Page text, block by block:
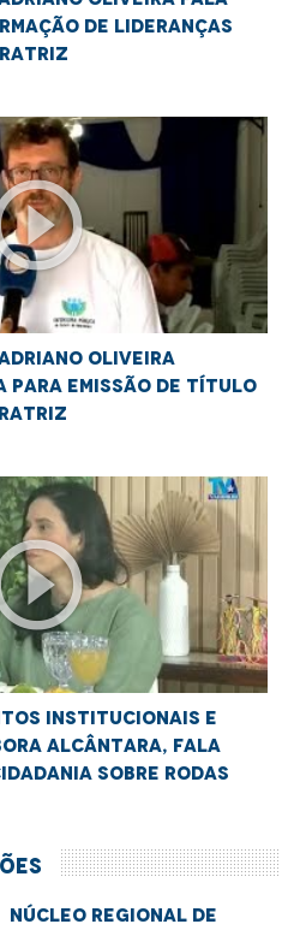
de lideranças
Oliveira
para emissão de título
Institucionais e
Alcântara, fala
sobre Rodas
Núcleo Regional de